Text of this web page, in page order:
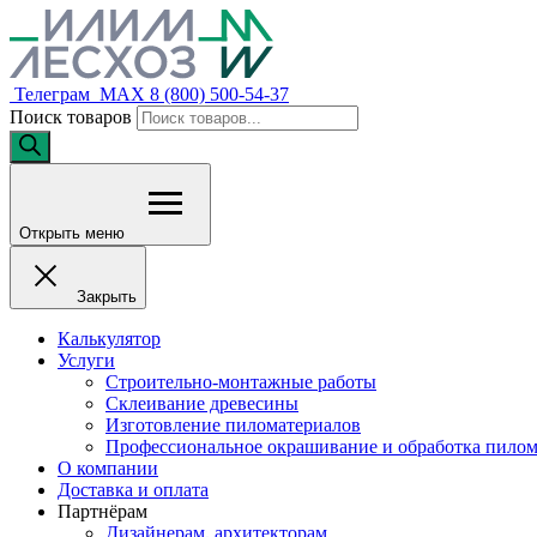
Телеграм MAX 8 (800) 500-54-37
Поиск товаров
Открыть меню
Закрыть
Калькулятор
Услуги
Строительно-монтажные работы
Склеивание древесины
Изготовление пиломатериалов
Профессиональное окрашивание и обработка
О компании
Доставка и оплата
Партнёрам
Дизайнерам, архитекторам